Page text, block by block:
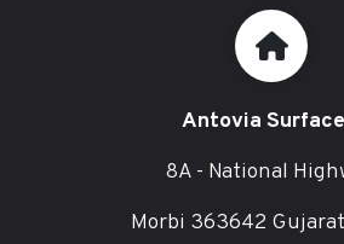
Antovia
8A - National
Morbi 363642